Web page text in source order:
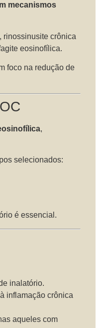
mecanismos
, rinossinusite crônica
eosinofílica.
foco na redução de
,
selecionados:
é essencial.
inalatório.
inflamação crônica
aqueles com